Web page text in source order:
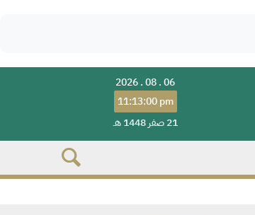
2026 . 08 . 06
11:13:00 pm
21 صفر 1448 هـ